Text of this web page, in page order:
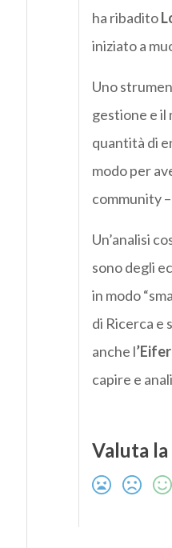
ha ribadito
iniziato a
Uno
gestione e il
quantità di
modo per
community
Un’analisi
sono degli
in modo
di Ricerca e
anche l
capire e
Valuta